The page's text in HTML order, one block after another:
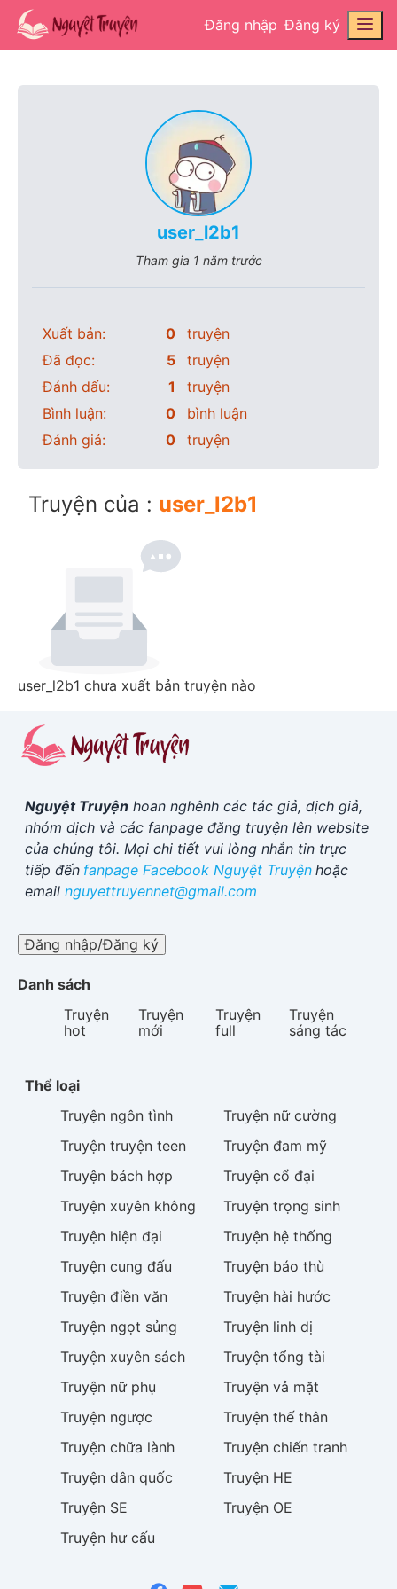
Đăng nhập Đăng ký
user_l2b1
Tham gia 1 năm trước
Xuất bản: 0
truyện
Đã đọc:
5
truyện
Đánh dấu:
1
truyện
Bình luận:
0
bình luận
Đánh giá:
0 truyện
Truyện của : user_l2b1
user_l2b1 chưa xuất bản truyện nào
Nguyệt Truyện hoan nghênh các tác giả, dịch giả,
nhóm dịch và các fanpage đăng truyện lên website
của chúng tôi. Mọi chi tiết vui lòng nhắn tin trực
tiếp đến fanpage Facebook Nguyệt Truyện hoặc
email nguyettruyennet@gmail.com
Đăng nhập/Đăng ký
Danh sách
Truyện
hot
Truyện
mới
Truyện
full
Truyện
sáng tác
Thể loại
Truyện ngôn tình Truyện nữ cường
Truyện truyện teen Truyện đam mỹ
Truyện bách hợp Truyện cổ đại
Truyện xuyên không Truyện trọng sinh
Truyện hiện đại Truyện hệ thống
Truyện cung đấu Truyện báo thù
Truyện điền văn Truyện hài hước
Truyện ngọt sủng Truyện linh dị
Truyện xuyên sách Truyện tổng tài
Truyện nữ phụ Truyện vả mặt
Truyện ngược Truyện thế thân
Truyện chữa lành Truyện chiến tranh
Truyện dân quốc Truyện HE
Truyện SE Truyện OE
Truyện hư cấu